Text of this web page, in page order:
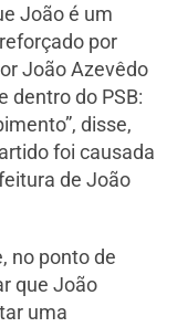
João é um
por
João Azevêdo
dentro do PSB:
disse,
foi causada
de João
no ponto de
que João
uma